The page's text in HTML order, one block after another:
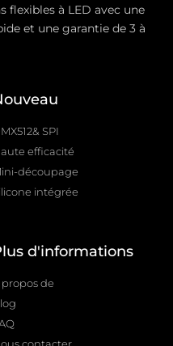
flexibles à LED avec une
et une garantie de 3 à
SPI
efficacité
découpage
intégrée
d'informations
propos de